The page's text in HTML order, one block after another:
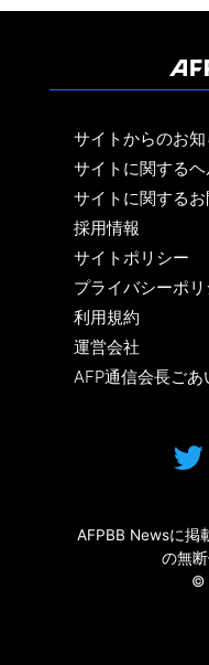
サイトからのお
サイトに関する
サイトに関する
採用情報
サイトポリシー
プライバシーポリ
利用規約
運営会社
AFP通信会長ごあ
AFPBB Newsに掲
の無
©